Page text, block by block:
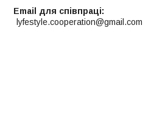
Email для співпраці
lyfestyle.cooperation@gmail.com